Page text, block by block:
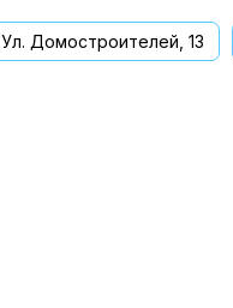
Ул. Домостроителей, 13